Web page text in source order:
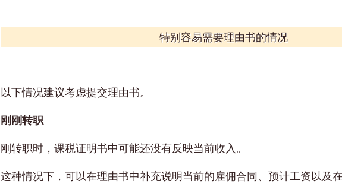
特别容易需要理由书的情况
以下情况建议考虑提交理由书。
刚刚转职
刚转职时，课税证明书中可能还没有反映当前收入。
这种情况下，可以在理由书中补充说明当前的雇佣合同、预计工资以及